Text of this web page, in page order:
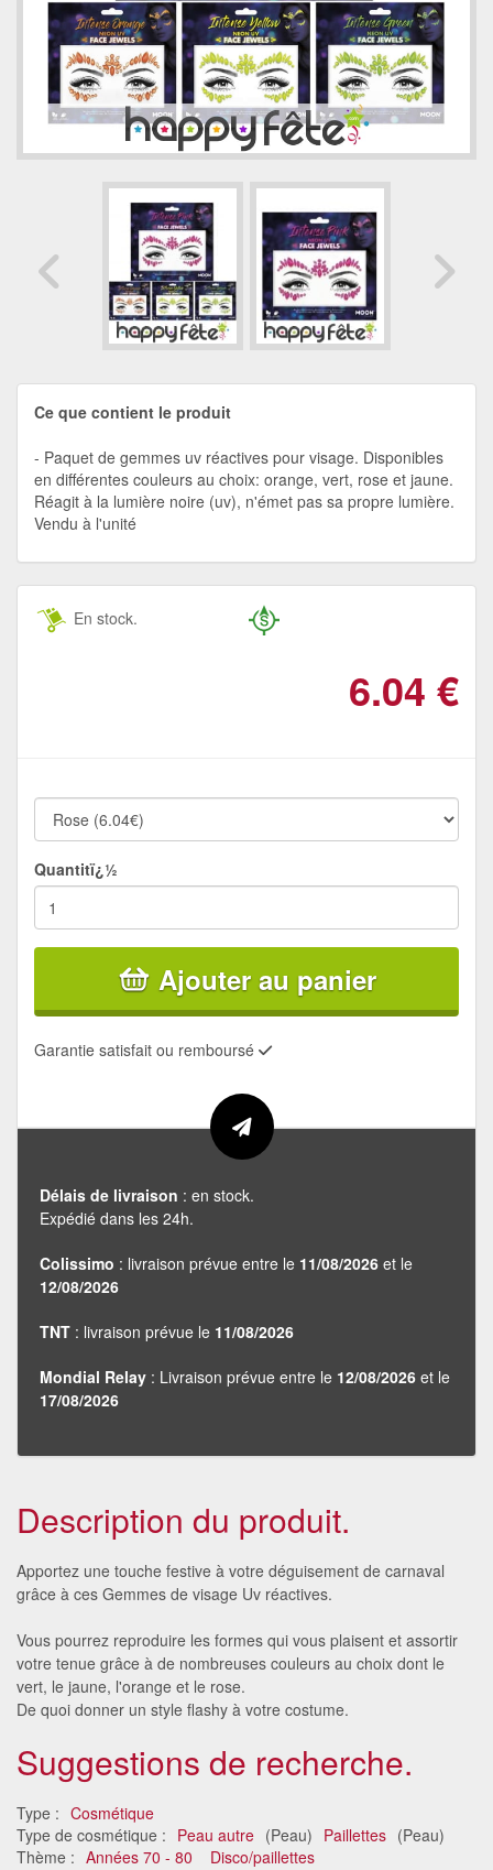
Ce que contient le produit
Paquet de gemmes uv réactives pour visage. Disponibles
en différentes couleurs au choix: orange, vert, rose et jaune.
Réagit à la lumière noire (uv), n'émet pas sa propre lumière.
Vendu à l'unité
En stock.
6.04 €
Quantitï¿½
Ajouter au panier
Garantie satisfait ou remboursé
Délais de livraison : en stock.
Expédié dans les 24h.
Colissimo : livraison prévue entre le 11/08/2026 et le
12/08/2026
TNT : livraison prévue le 11/08/2026
Mondial Relay : Livraison prévue entre le 12/08/2026 et le
17/08/2026
Description du produit.
Apportez une touche festive à votre déguisement de carnaval
grâce à ces Gemmes de visage Uv réactives.
Vous pourrez reproduire les formes qui vous plaisent et assortir
votre tenue grâce à de nombreuses couleurs au choix dont le
vert, le jaune, l'orange et le rose.
De quoi donner un style flashy à votre costume.
Suggestions de recherche.
Type : Cosmétique
Type de cosmétique : Peau autre (Peau) Paillettes (Peau)
Thème : Années 70 - 80
Disco/paillettes